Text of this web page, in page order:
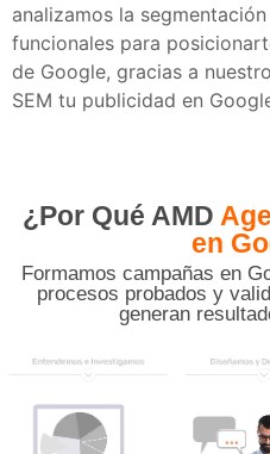
analizamos la
funcionales para
de Google, gracias a
SEM tu publicidad en
¿Por Qué AMD
en
Formamos campañas en
procesos probados y
generan